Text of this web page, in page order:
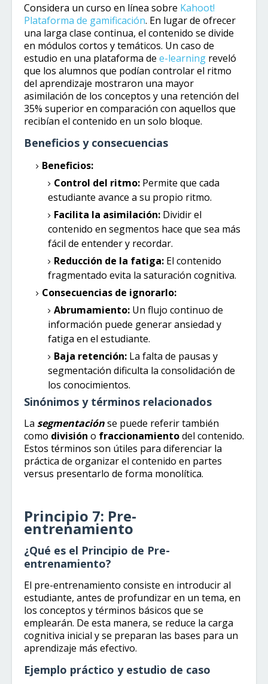
Considera un curso en línea sobre Kahoot!
Plataforma de gamificación. En lugar de ofrecer
una larga clase continua, el contenido se divide
en módulos cortos y temáticos. Un caso de
estudio en una plataforma de e-learning reveló
que los alumnos que podían controlar el ritmo
del aprendizaje mostraron una mayor
asimilación de los conceptos y una retención del
35% superior en comparación con aquellos que
recibían el contenido en un solo bloque.
Beneficios y consecuencias
Beneficios:
Control del ritmo: Permite que cada
estudiante avance a su propio ritmo.
Facilita la asimilación: Dividir el
contenido en segmentos hace que sea más
fácil de entender y recordar.
Reducción de la fatiga: El contenido
fragmentado evita la saturación cognitiva.
Consecuencias de ignorarlo:
Abrumamiento: Un flujo continuo de
información puede generar ansiedad y
fatiga en el estudiante.
Baja retención: La falta de pausas y
segmentación dificulta la consolidación de
los conocimientos.
Sinónimos y términos relacionados
La segmentaciónse puede referir también
como división o fraccionamientodel contenido.
Estos términos son útiles para diferenciar la
práctica de organizar el contenido en partes
versus presentarlo de forma monolítica.
Principio 7: Pre-
entrenamiento
¿Qué es el Principio de Pre-
entrenamiento?
El pre-entrenamiento consiste en introducir al
estudiante, antes de profundizar en un tema, en
los conceptos y términos básicos que se
emplearán. De esta manera, se reduce la carga
cognitiva inicial y se preparan las bases para un
aprendizaje más efectivo.
Ejemplo práctico y estudio de caso